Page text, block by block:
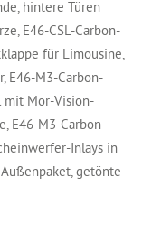
hintere Türen
E46-CSL-Carbon-
für Limousine,
E46-M3-Carbon-
mit Mor-Vision-
E46-M3-Carbon-
Inlays in
getönte